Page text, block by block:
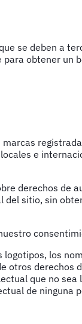
se deben a
obtener un
e
derechos de
sitio, sin
los
otros derechos
que no sea
de ninguna